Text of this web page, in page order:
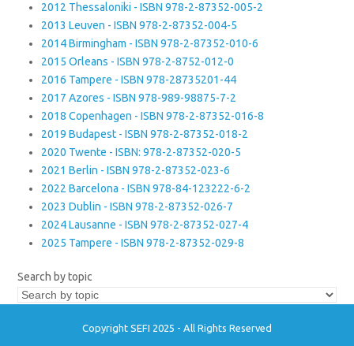
2012 Thessaloniki - ISBN 978-2-87352-005-2
2013 Leuven - ISBN 978-2-87352-004-5
2014 Birmingham - ISBN 978-2-87352-010-6
2015 Orleans - ISBN 978-2-8752-012-0
2016 Tampere - ISBN 978-28735201-44
2017 Azores - ISBN 978-989-98875-7-2
2018 Copenhagen - ISBN 978-2-87352-016-8
2019 Budapest - ISBN 978-2-87352-018-2
2020 Twente - ISBN: 978-2-87352-020-5
2021 Berlin - ISBN 978-2-87352-023-6
2022 Barcelona - ISBN 978-84-123222-6-2
2023 Dublin - ISBN 978-2-87352-026-7
2024 Lausanne - ISBN 978-2-87352-027-4
2025 Tampere - ISBN 978-2-87352-029-8
Search by topic
Copyright SEFI 2025 - All Rights Reserved